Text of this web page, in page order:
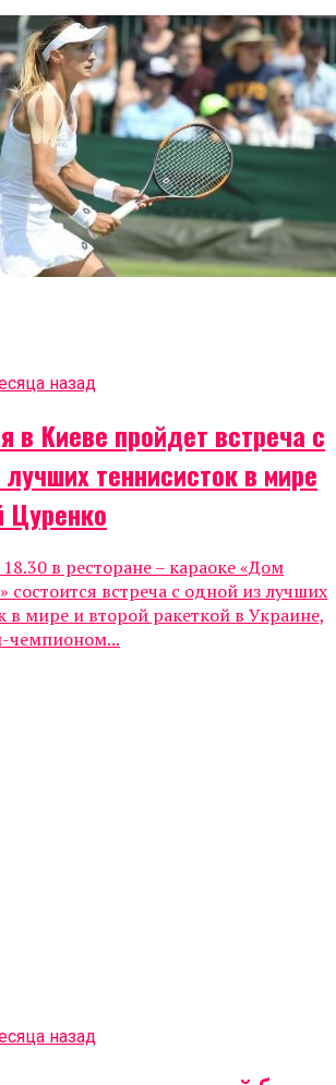
назад
в Киеве пройдет встреча с
теннисисток в мире
в ресторане – караоке «Дом
состоится встреча с одной из лучших
в мире и второй ракеткой в Украине,
чемпионом...
назад